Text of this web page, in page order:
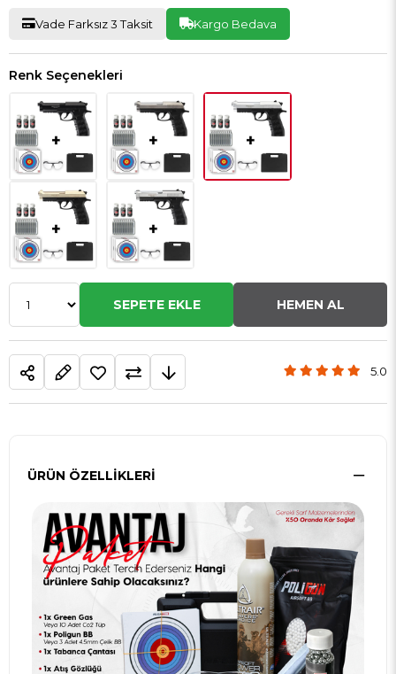
Vade Farksız 3 Taksit Kargo Bedava
Renk Seçenekleri
5.0
ÜRÜN ÖZELLIKLERI